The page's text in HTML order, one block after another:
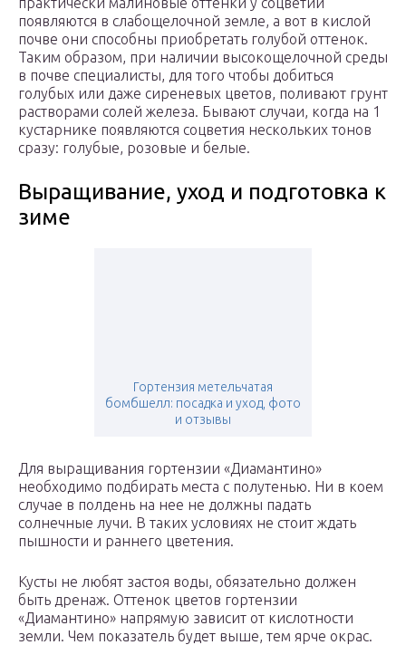
появляются в слабощелочной земле, а вот в кислой
почве они способны приобретать голубой оттенок.
Таким образом, при наличии высокощелочной среды
в почве специалисты, для того чтобы добиться
голубых или даже сиреневых цветов, поливают грунт
растворами солей железа. Бывают случаи, когда на 1
кустарнике появляются соцветия нескольких тонов
сразу: голубые, розовые и белые.
Выращивание, уход и подготовка к
зиме
Гортензия метельчатая
бомбшелл: посадка и уход, фото
и отзывы
Для выращивания гортензии «Диамантино»
необходимо подбирать места с полутенью. Ни в коем
случае в полдень на нее не должны падать
солнечные лучи. В таких условиях не стоит ждать
пышности и раннего цветения.
Кусты не любят застоя воды, обязательно должен
быть дренаж. Оттенок цветов гортензии
«Диамантино» напрямую зависит от кислотности
земли. Чем показатель будет выше, тем ярче окрас.